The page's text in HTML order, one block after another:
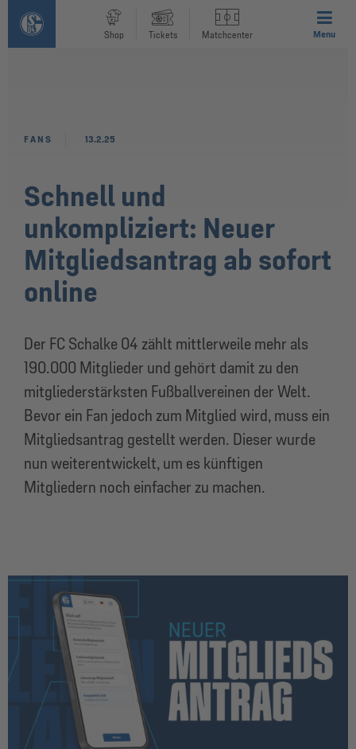
Shop Tickets Matchcenter Menu
Schnell und
unkompliziert: Neuer
Mitgliedsantrag ab sofort
online
Der FC Schalke 04 zählt mittlerweile mehr als
190.000 Mitglieder und gehört damit zu den
mitgliederstärksten Fußballvereinen der Welt.
Bevor ein Fan jedoch zum Mitglied wird, muss ein
Mitgliedsantrag gestellt werden. Dieser wurde
nun weiterentwickelt, um es künftigen
Mitgliedern noch einfacher zu machen.
FANS 13.2.25